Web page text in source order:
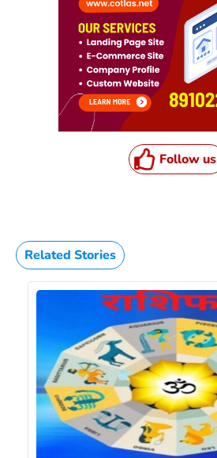
Follow us
Related Stories